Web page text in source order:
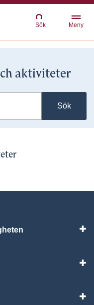
Sök Meny
aktiviteter
Sök